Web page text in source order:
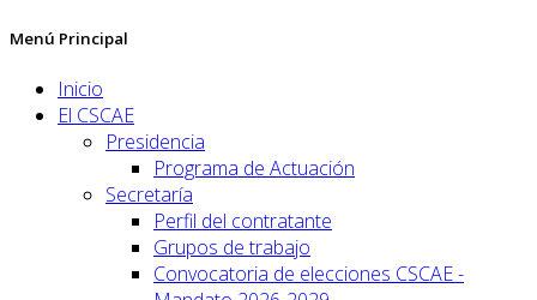
Menú Principal
Inicio
El CSCAE
Presidencia
Programa de Actuación
Secretaría
Perfil del contratante
Grupos de trabajo
Convocatoria de elecciones CSCAE -